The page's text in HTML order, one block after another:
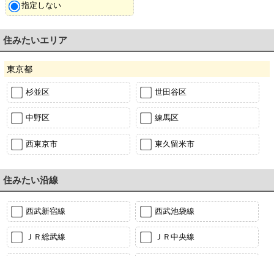
指定しない
住みたいエリア
東京都
杉並区 世田谷区
中野区 練馬区
西東京市 東久留米市
住みたい沿線
西武新宿線 西武池袋線
ＪＲ総武線 ＪＲ中央線